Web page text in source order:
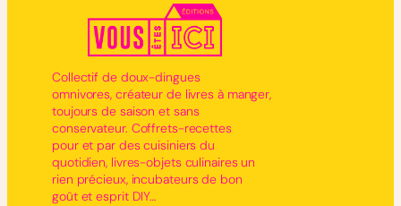
Collectif de doux-dingues
omnivores, créateur de livres à manger,
toujours de saison et sans
conservateur. Coffrets-recettes
pour et par des cuisiniers du
quotidien, livres-objets culinaires un
rien précieux, incubateurs de bon
goût et esprit DIY…